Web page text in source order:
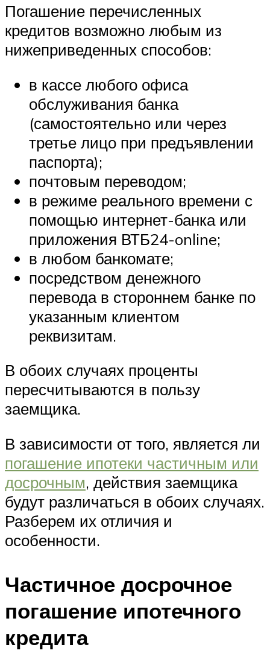
Погашение перечисленных
кредитов возможно любым из
нижеприведенных способов:
в кассе любого офиса
обслуживания банка
(самостоятельно или через
третье лицо при предъявлении
паспорта);
почтовым переводом;
в режиме реального времени с
помощью интернет-банка или
приложения ВТБ24-online;
в любом банкомате;
посредством денежного
перевода в стороннем банке по
указанным клиентом
реквизитам.
В обоих случаях проценты
пересчитываются в пользу
заемщика.
В зависимости от того, является ли
погашение ипотеки частичным или
досрочным, действия заемщика
будут различаться в обоих случаях.
Разберем их отличия и
особенности.
Частичное досрочное
погашение ипотечного
кредита